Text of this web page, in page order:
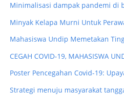
Minimalisasi dampak pandemi di
Minyak Kelapa Murni Untuk
Mahasiswa Undip Memetakan
CEGAH COVID-19, MAHASISWA
Poster Pencegahan Covid-19:
Strategi menuju masyarakat